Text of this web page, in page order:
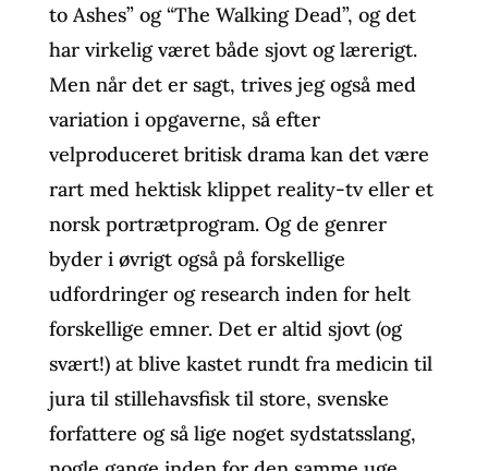
to Ashes” og “The Walking Dead”, og det
har virkelig været både sjovt og lærerigt.
Men når det er sagt, trives jeg også med
variation i opgaverne, så efter
velproduceret britisk drama kan det være
rart med hektisk klippet reality-tv eller et
norsk portrætprogram. Og de genrer
byder i øvrigt også på forskellige
udfordringer og research inden for helt
forskellige emner. Det er altid sjovt (og
svært!) at blive kastet rundt fra medicin til
jura til stillehavsfisk til store, svenske
forfattere og så lige noget sydstatsslang,